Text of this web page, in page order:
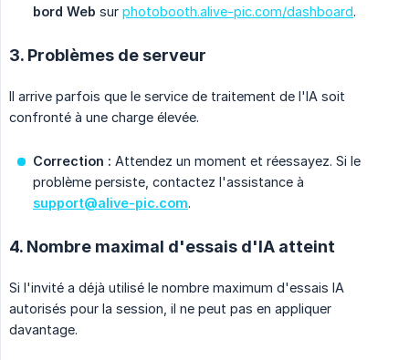
bord Web sur photobooth.alive-pic.com/dashboard.
3. Problèmes de serveur
Il arrive parfois que le service de traitement de l'IA soit
confronté à une charge élevée.
Correction : Attendez un moment et réessayez. Si le
problème persiste, contactez l'assistance à
support@alive-pic.com.
4. Nombre maximal d'essais d'IA atteint
Si l'invité a déjà utilisé le nombre maximum d'essais IA
autorisés pour la session, il ne peut pas en appliquer
davantage.